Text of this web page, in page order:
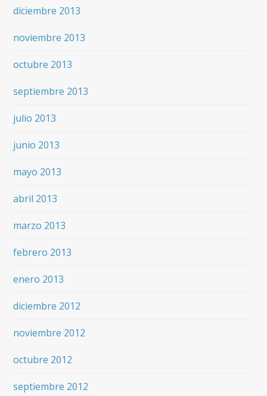
diciembre 2013
noviembre 2013
octubre 2013
septiembre 2013
julio 2013
junio 2013
mayo 2013
abril 2013
marzo 2013
febrero 2013
enero 2013
diciembre 2012
noviembre 2012
octubre 2012
septiembre 2012